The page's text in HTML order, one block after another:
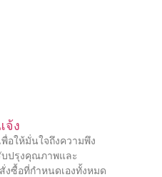
จ้ง
อให้มั่นใจถึงความพึง
บปรุงคุณภาพและ
ซื้อที่กําหนดเองทั้งหมด